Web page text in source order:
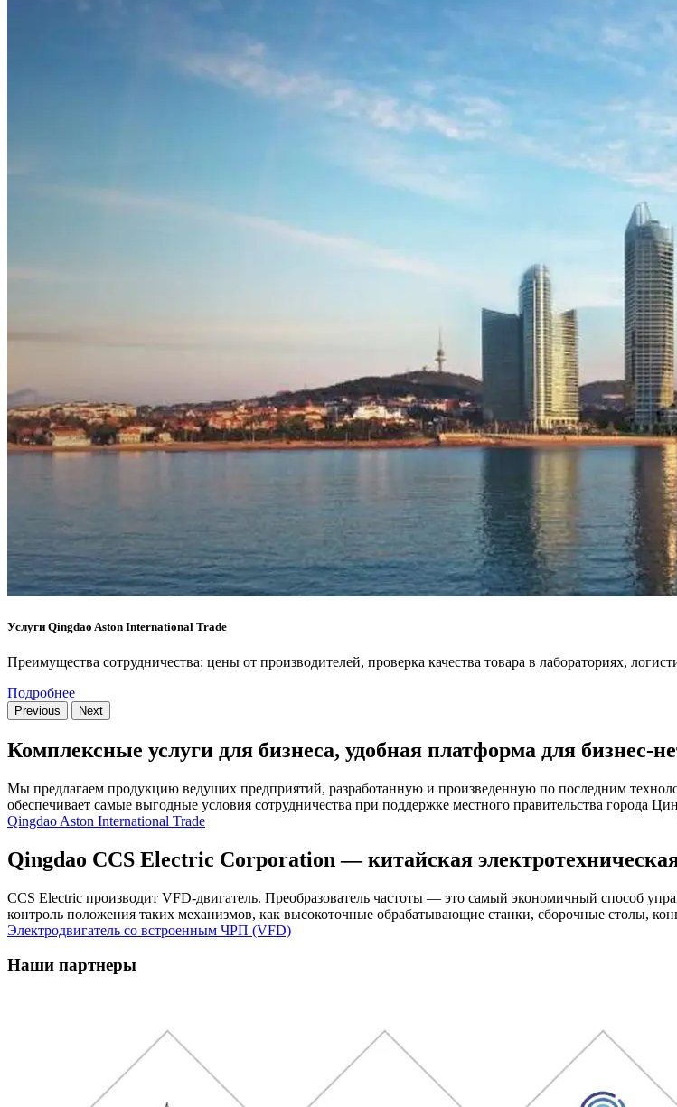
Услуги Qingdao Aston International Trade
Преимущества сотрудничества: цены от производителей, проверка качества товара в лабораториях,
Подробнее
Previous Next
Комплексные услуги для бизнеса, удобная платформа для бизнес-
Мы предлагаем продукцию ведущих предприятий, разработанную и произведенную по последним
обеспечивает самые выгодные условия сотрудничества при поддержке местного правительства города
Qingdao Aston International Trade
Qingdao CCS Electric Corporation — китайская
CCS Electric производит VFD-двигатель. Преобразователь частоты — это самый экономичный способ
контроль положения таких механизмов, как высокоточные обрабатывающие станки, сборочные столы,
Электродвигатель со встроенным ЧРП (VFD)
Наши партнеры